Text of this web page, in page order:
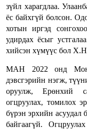
зүйл харагдлаа.
ёс байхгүй болсон.
хотын иргэд
удирдах ёсыг
хийсэн хүмүүс бол
МАН 2022 онд
дэвсгэрийн нэгж,
оруулж, Ерөнхий
огцруулах, томилох
бүрэн эрхийн асуудал
байгаагүй.